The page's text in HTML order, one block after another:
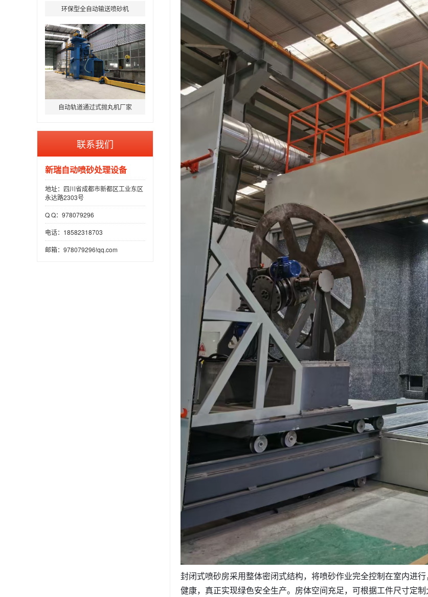
环保型全自动输送喷砂机
自动轨道通过式抛丸机厂家
联系我们
新瑞自动喷砂处理设备
地址：四川省成都市新都区工业东区
永达路2303号
Q Q：978079296
电话：18582318703
邮箱：978079296!qq.com
封闭式喷砂房采用整体密闭式结构，将喷砂作业完全控制在室内进
健康，真正实现绿色安全生产。房体空间充足，可根据工件尺寸定